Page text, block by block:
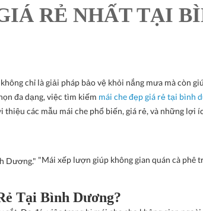
RẺ NHẤT TẠI
chỉ là giải pháp bảo vệ khỏi nắng mưa mà còn
đa dạng, việc tìm kiếm mái che đẹp giá rẻ tại bình
các mẫu mái che phổ biến, giá rẻ, và những lợi
"Mái xếp lượn giúp không gian quán cà phê
Tại Bình Dương?